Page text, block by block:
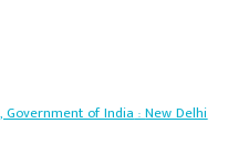
Government of India:New Delhi